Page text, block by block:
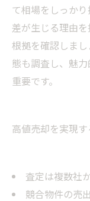
て相場をしっか
差が生じる理由
根拠を確認しま
態も調査し、魅
重要です。
高値売却を実現す
査定は複数社
競合物件の売